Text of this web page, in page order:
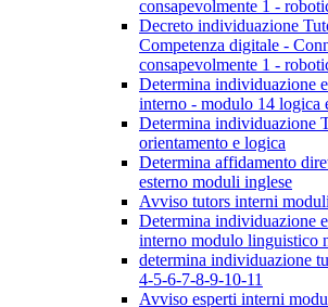
consapevolmente 1 -
Decreto individuazione
Competenza digitale -
consapevolmente 1 -
Determina individuazione
interno - modulo 14 logica
Determina individuazione
orientamento e logica
Determina affidamento
esterno moduli inglese
Avviso tutors interni
Determina individuazione
interno modulo linguistico
determina individuazione
4-5-6-7-8-9-10-11
Avviso esperti interni